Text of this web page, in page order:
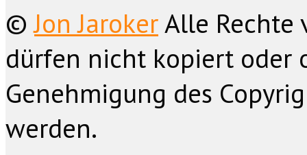
©Jon JarokerAlle Rechte
dürfen nicht kopiert oder
Genehmigung des
werden.